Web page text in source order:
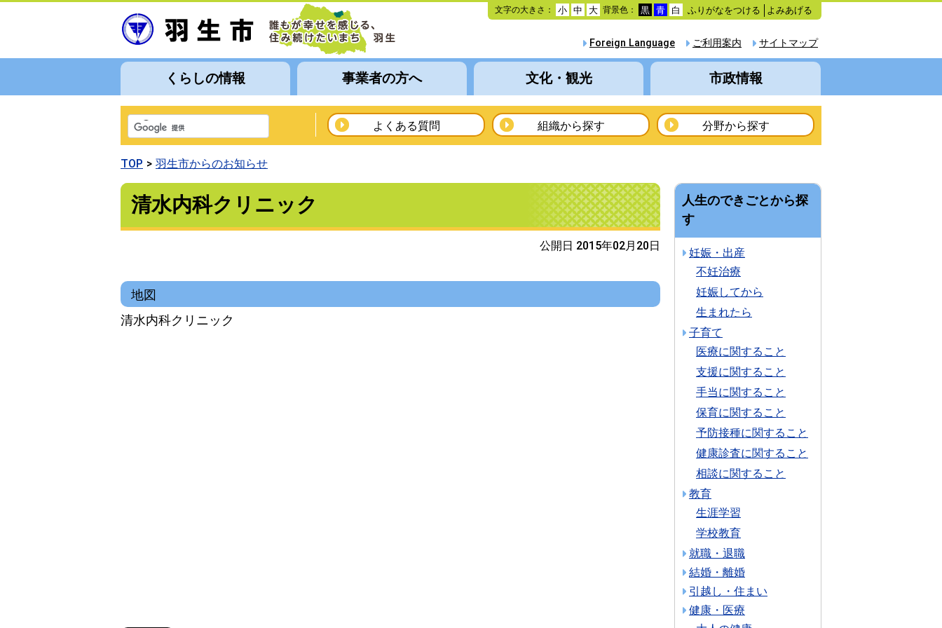
本
文
動
文字の大きさ： 小 中 大 背景色： 黒 青 白 ふりがなをつける よみあげる
サイトマップ
ご利用案内
Foreign Language
くらしの情報 事業者の方へ 文化・観光 市政情報
よくある質問 組織から探す 分野から探す
TOP 羽生市からのお知らせ
清水内科クリニック
公開日 2015年02月20日
地図
清水内科クリニック
人生のできごとから探
す
妊娠・出産
不妊治療
妊娠してから
生まれたら
子育て
医療に関すること
支援に関すること
手当に関すること
保育に関すること
予防接種に関すること
健康診査に関すること
相談に関すること
教育
生涯学習
学校教育
就職・退職
結婚・離婚
引越し・住まい
健康・医療